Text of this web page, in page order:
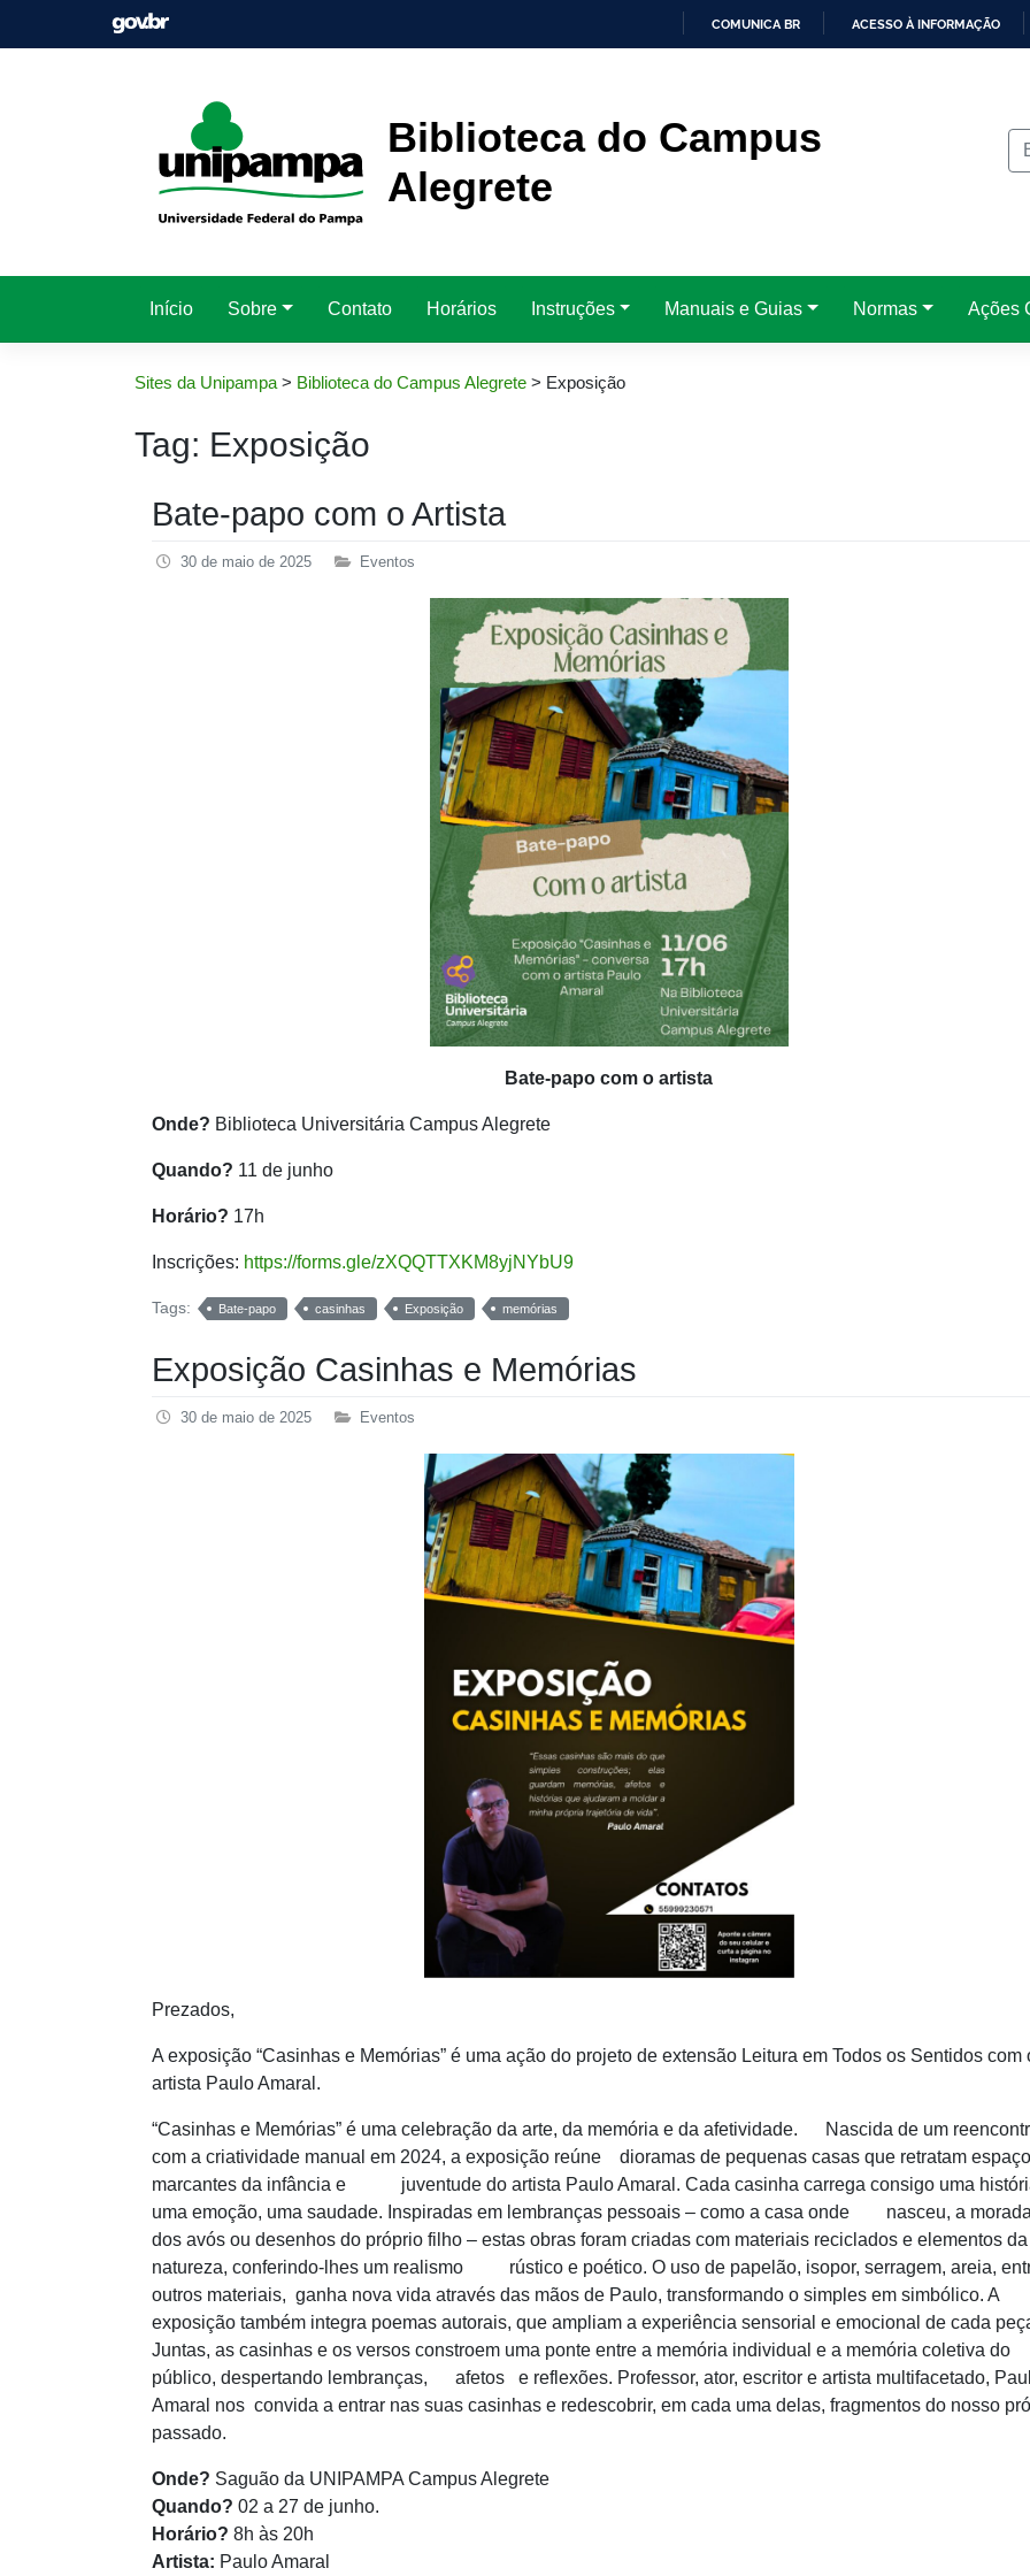
COMUNICA BR ACESSO À INFORMAÇÃO
Biblioteca do Campus
Alegrete
Início Sobre Contato Horários Instruções Manuais e Guias Normas Ações
Sites da Unipampa> Biblioteca do Campus Alegrete > Exposição
Tag: Exposição
Bate-papo com o Artista
30 de maio de 2025 Eventos
Bate-papo com o artista
Onde? Biblioteca Universitária Campus Alegrete
Quando? 11 de junho
Horário? 17h
Inscrições: https://forms.gle/zXQQTTXKM8yjNYbU9
Tags: Bate-papo casinhas Exposição memórias
Exposição Casinhas e Memórias
30 de maio de 2025 Eventos
Prezados,
A exposição “Casinhas e Memórias” é uma ação do projeto de extensão Leitura em Todos os Sentidos com
artista Paulo Amaral.
“Casinhas e Memórias” é uma celebração da arte, da memória e da afetividade. Nascida de um
com a criatividade manual em 2024, a exposição reúne dioramas de pequenas casas que retratam
marcantes da infância e juventude do artista Paulo Amaral. Cada casinha carrega consigo uma
uma emoção, uma saudade. Inspiradas em lembranças pessoais – como a casa onde nasceu, a
dos avós ou desenhos do próprio filho – estas obras foram criadas com materiais reciclados e elementos da
natureza, conferindo-lhes um realismo rústico e poético. O uso de papelão, isopor, serragem, areia,
outros materiais, ganha nova vida através das mãos de Paulo, transformando o simples em simbólico. A
exposição também integra poemas autorais, que ampliam a experiência sensorial e emocional de cada
Juntas, as casinhas e os versos constroem uma ponte entre a memória individual e a memória coletiva do
público, despertando lembranças, afetos e reflexões. Professor, ator, escritor e artista multifacetado,
Amaral nos convida a entrar nas suas casinhas e redescobrir, em cada uma delas, fragmentos do nosso
passado.
Onde? Saguão da UNIPAMPA Campus Alegrete
Quando? 02 a 27 de junho.
Horário? 8h às 20h
Artista: Paulo Amaral